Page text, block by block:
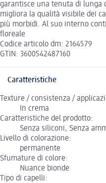
garantisce una tenuta di lunga
migliora la qualità visibile dei
più morbidi. Al suo interno
floreale
Codice articolo dm: 2164579
GTIN: 3600542487160
Caratteristiche
Texture / consistenza /
In crema
Caratteristiche del prodotto:
Senza siliconi, Senza
Livello di colorazione:
permanente
Sfumature di colore:
Nuance bionde
Tipo di capelli: